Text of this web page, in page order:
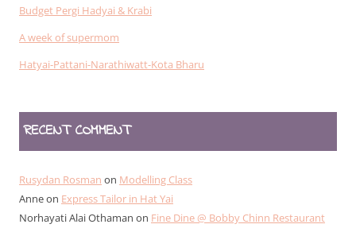
Budget Pergi Hadyai & Krabi
A week of supermom
Hatyai-Pattani-Narathiwatt-Kota Bharu
RECENT COMMENT
Rusydan Rosman on Modelling Class
Anneon Express Tailor in Hat Yai
Norhayati Alai Othaman on Fine Dine @ Bobby Chinn Restaurant